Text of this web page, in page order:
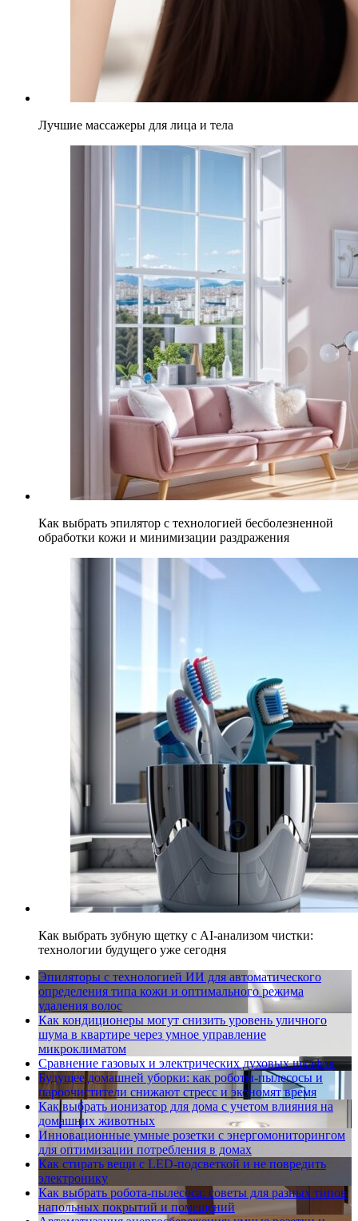
Лучшие массажеры для лица и тела
Как выбрать эпилятор с технологией бесболезненной
обработки кожи и минимизации раздражения
Как выбрать зубную щетку с AI-анализом чистки:
технологии будущего уже сегодня
Эпиляторы с технологией ИИ для автоматического
определения типа кожи и оптимального режима
удаления волос
Как кондиционеры могут снизить уровень уличного
шума в квартире через умное управление
микроклиматом
Сравнение газовых и электрических духовых шкафов
Будущее домашней уборки: как роботы-пылесосы и
пароочистители снижают стресс и экономят время
Как выбрать ионизатор для дома с учетом влияния на
домашних животных
Инновационные умные розетки с энергомониторингом
для оптимизации потребления в домах
Как стирать вещи с LED-подсветкой и не повредить
электронику
Как выбрать робота-пылесоса: советы для разных типов
напольных покрытий и помещений